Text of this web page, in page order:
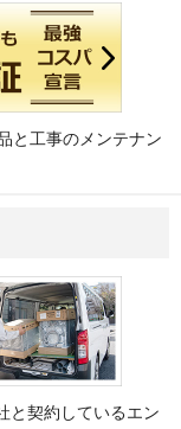
と工事のメンテナン
と契約しているエン